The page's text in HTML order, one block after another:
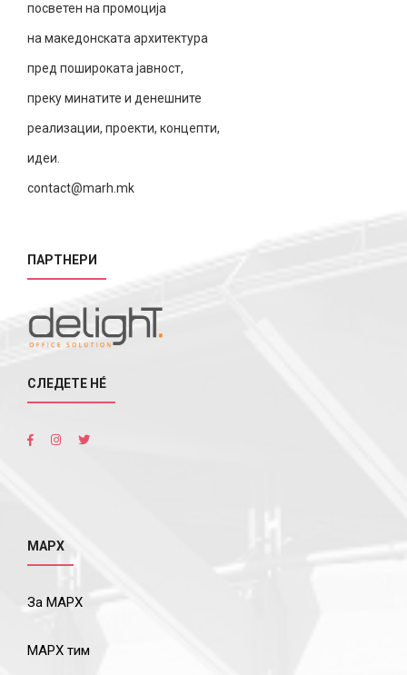
посветен на промоција
на македонската архитектура
пред пошироката јавност,
преку минатите и денешните
реализации, проекти, концепти,
идеи.
contact@marh.mk
ПАРТНЕРИ
СЛЕДЕТЕ НÉ
МАРХ
За МАРХ
МАРХ тим